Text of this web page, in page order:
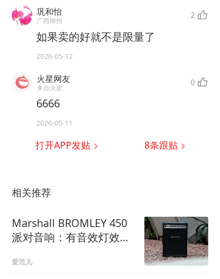
巩和怡
广西柳州 2
如果卖的好就不是限量了
2026-05-12
火星网友
来自火星 0
6666
2026-05-11
打开APP发贴 8条跟贴
相关推荐
Marshall BROMLEY 450
派对音响：有音效灯效和
都能一包带走
爱范儿